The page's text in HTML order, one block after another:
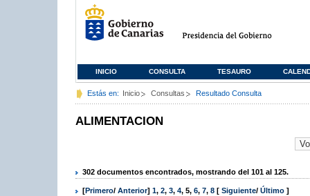
INICIO CONSULTA TESAURO
Estás en: Inicio Consultas Resultado Consulta
ALIMENTACION
302 documentos encontrados, mostrando del 101 al 125.
[Primero/ Anterior] 1, 2, 3, 4, 5, 6, 7, 8 [ Siguiente/ Último ]